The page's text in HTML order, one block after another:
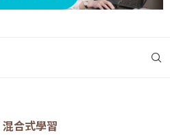
混合式學習